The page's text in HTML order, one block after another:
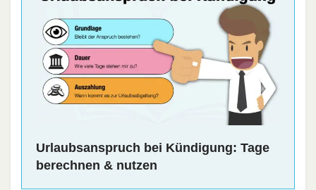
Urlaubsanspruch bei Kündigung: Tage
berechnen & nutzen